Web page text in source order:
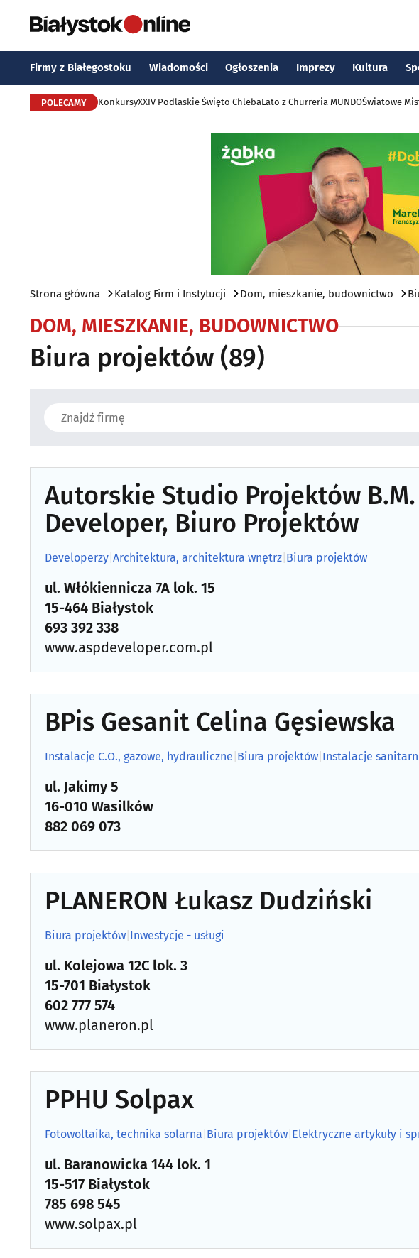
Firmy z Białegostoku Wiadomości Ogłoszenia Imprezy Kultura
POLECAMY KonkursyXXIV Podlaskie Święto ChlebaLato z Churreria MUNDOŚwiatowe
Strona główna Katalog Firm i Instytucji Dom, mieszkanie, budownictwo
DOM, MIESZKANIE, BUDOWNICTWO
Biura projektów (89)
Autorskie Studio Projektów
Developer, Biuro Projektów
Developerzy Architektura, architektura wnętrz Biura projektów
ul. Włókiennicza 7A lok. 15
15-464 Białystok
693 392 338
www.aspdeveloper.com.pl
BPis Gesanit Celina Gęsiewska
Instalacje C.O., gazowe, hydrauliczne Biura projektów Instalacje
ul. Jakimy 5
16-010 Wasilków
882 069 073
PLANERON Łukasz Dudziński
Biura projektów Inwestycje - usługi
ul. Kolejowa 12C lok. 3
15-701 Białystok
602 777 574
www.planeron.pl
PPHU Solpax
Fotowoltaika, technika solarna Biura projektów Elektryczne artykuły i
ul. Baranowicka 144 lok. 1
15-517 Białystok
785 698 545
www.solpax.pl